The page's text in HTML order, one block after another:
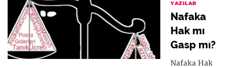
YAZILAR
Nafaka
Hak mı
Gasp mı?
Nafaka Hak